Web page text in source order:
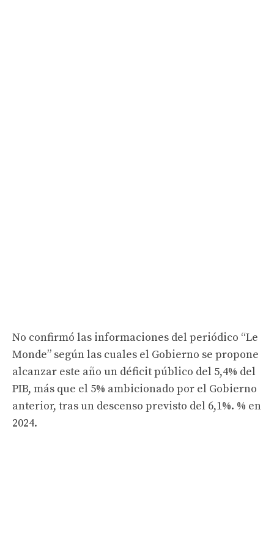
No confirmó las informaciones del periódico “Le
Monde” según las cuales el Gobierno se propone
alcanzar este año un déficit público del 5,4% del
PIB, más que el 5% ambicionado por el Gobierno
anterior, tras un descenso previsto del 6,1%. % en
2024.